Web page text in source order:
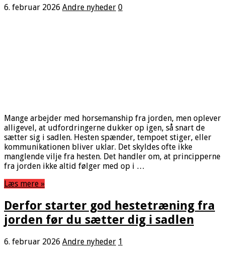
6. februar 2026 Andre nyheder 0
Mange arbejder med horsemanship fra jorden, men oplever
alligevel, at udfordringerne dukker op igen, så snart de
sætter sig i sadlen. Hesten spænder, tempoet stiger, eller
kommunikationen bliver uklar. Det skyldes ofte ikke
manglende vilje fra hesten. Det handler om, at principperne
fra jorden ikke altid følger med op i …
Læs mere »
Derfor starter god hestetræning fra
jorden før du sætter dig i sadlen
6. februar 2026 Andre nyheder 1